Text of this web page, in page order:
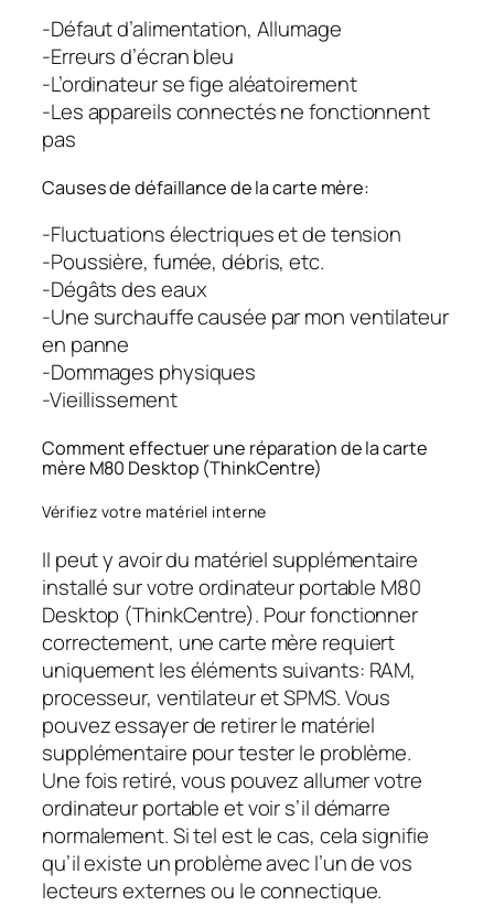
-Défaut d’alimentation, Allumage
-Erreurs d’écran bleu
-L’ordinateur se fige aléatoirement
-Les appareils connectés ne fonctionnent
pas
Causes de défaillance de la carte mère:
-Fluctuations électriques et de tension
-Poussière, fumée, débris, etc.
-Dégâts des eaux
-Une surchauffe causée par mon ventilateur
en panne
-Dommages physiques
-Vieillissement
Comment effectuer une réparation de la carte
mère M80 Desktop (ThinkCentre)
Vérifiez votre matériel interne
Il peut y avoir du matériel supplémentaire
installé sur votre ordinateur portable M80
Desktop (ThinkCentre). Pour fonctionner
correctement, une carte mère requiert
uniquement les éléments suivants: RAM,
processeur, ventilateur et SPMS. Vous
pouvez essayer de retirer le matériel
supplémentaire pour tester le problème.
Une fois retiré, vous pouvez allumer votre
ordinateur portable et voir s’il démarre
normalement. Si tel est le cas, cela signifie
qu’il existe un problème avec l’un de vos
lecteurs externes ou le connectique.